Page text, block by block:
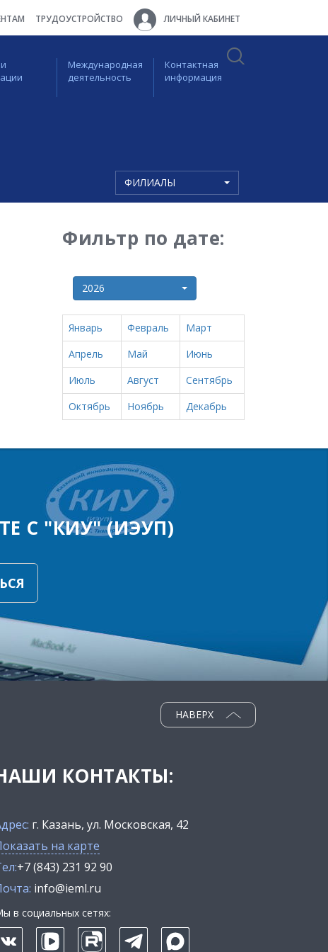
ТРУДОУСТРОЙСТВО ЛИЧНЫЙ КАБИНЕТ
Международная
деятельность
Контактная
информация
ФИЛИАЛЫ
Фильтр по дате:
2026
Январь Февраль
Март
Апрель
Май
Июнь
Июль
Август
Сентябрь
Октябрь
Ноябрь Декабрь
С "КИУ" (ИЭУП)
НАВЕРХ
КОНТАКТЫ:
г. Казань, ул. Московская, 42
на карте
+7 (843) 231 92 90
info@ieml.ru
в социальных сетях: